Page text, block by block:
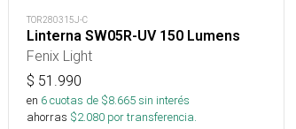
TOR280315J-C
Linterna SW05R-UV 150 Lumens
Fenix Light
$ 51.990
en 6cuotas de $8.665sin interés
ahorras $2.080 por transferencia.